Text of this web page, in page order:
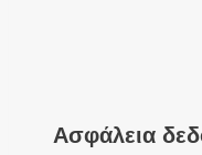
Ασφάλεια